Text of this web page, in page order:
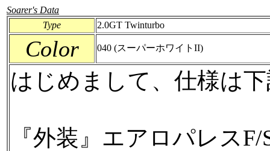
Soarer's Data
Type
2.0GT Twinturbo
Color 040 (スーパーホワイトII)
はじめまして、仕様は
『外装』エアロパレスF/